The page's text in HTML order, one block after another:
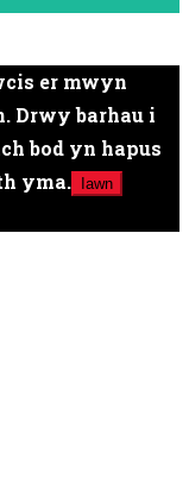
er mwyn
Drwy barhau i
bod yn hapus
yma.
Iawn